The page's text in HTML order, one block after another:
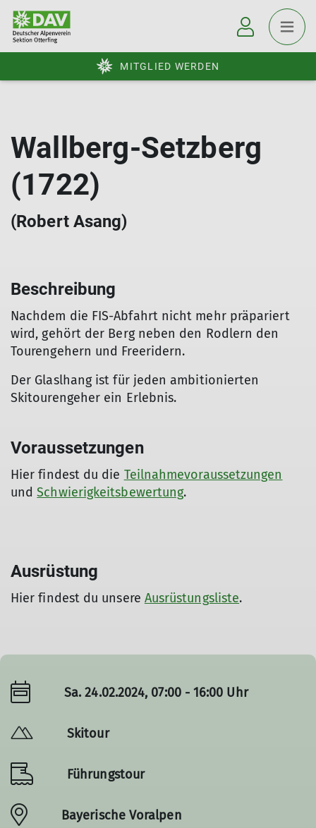
MITGLIED WERDEN
Wallberg-Setzberg
(1722)
(Robert Asang)
Beschreibung
Nachdem die FIS-Abfahrt nicht mehr präpariert
wird, gehört der Berg neben den Rodlern den
Tourengehern und Freeridern.
Der Glaslhang ist für jeden ambitionierten
Skitourengeher ein Erlebnis.
Voraussetzungen
Hier findest du die Teilnahmevoraussetzungen
undSchwierigkeitsbewertung.
Ausrüstung
Hier findest du unsere Ausrüstungsliste.
Sa. 24.02.2024, 07:00 - 16:00 Uhr
Skitour
Führungstour
Bayerische Voralpen